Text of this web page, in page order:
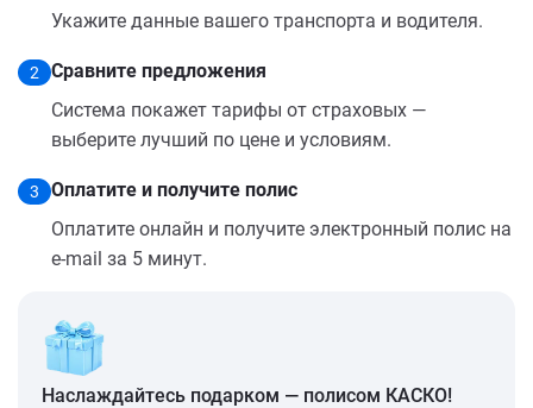
Укажите данные вашего транспорта и водителя.
2
Сравните предложения
Система покажет тарифы от страховых —
выберите лучший по цене и условиям.
3
Оплатите и получите полис
Оплатите онлайн и получите электронный полис на
e-mail за 5 минут.
Наслаждайтесь подарком — полисом КАСКО!